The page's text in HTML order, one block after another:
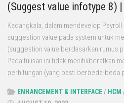
(Suggest value infotype 8)
Kadangkala, dalam mendevelop
suggestion value pada system untuk
(suggestion value berdasarkan rumus
Pada tulisan ini tidak menitikberatkan
perhitungan (yang pasti berbeda-beda
ENHANCEMENT & INTERFACE/ HCM